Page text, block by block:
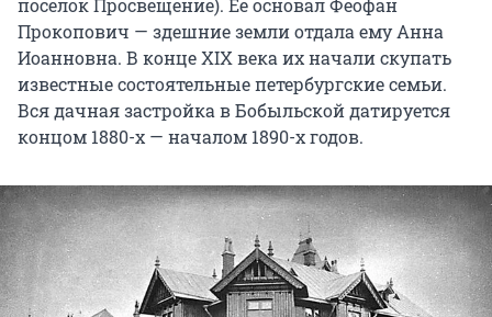
поселок Просвещение). Ее основал Феофан
Прокопович — здешние земли отдала ему Анна
Иоанновна. В конце XIX века их начали скупать
известные состоятельные петербургские семьи.
Вся дачная застройка в Бобыльской датируется
концом 1880-х — началом 1890-х годов.